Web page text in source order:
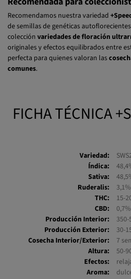
Recomendamos nuestra variedad
de semillas de genéticas
colecciónvariedades de floración
originales y efectos equilibrados entre
perfecta para quienes valoran las
comunes.
FICHA TÉCNICA
Índica:
Sativa:
Ruderalis:
3,1%
THC:
15-
CBD:
0,7%
Producción Interior:
350-
Producción Exterior:
30-
Cosecha Interior/Exterior:
7
Altura:
50-
Efectos:
Aroma: